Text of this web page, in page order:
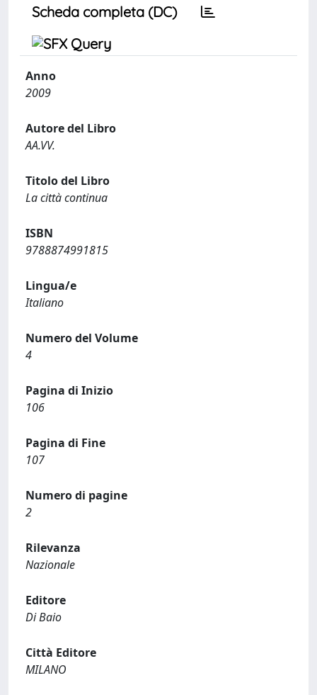
Scheda completa (DC)
Anno
2009
Autore del Libro
AA.VV.
Titolo del Libro
La città continua
ISBN
9788874991815
Lingua/e
Italiano
Numero del Volume
4
Pagina di Inizio
106
Pagina di Fine
107
Numero di pagine
2
Rilevanza
Nazionale
Editore
Di Baio
Città Editore
MILANO